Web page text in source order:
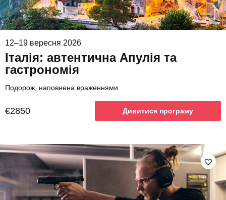
12–19 вересня 2026
Італія: автентична Апулія та
гастрономія
Подорож, наповнена враженнями
€2850 Дивитися програму